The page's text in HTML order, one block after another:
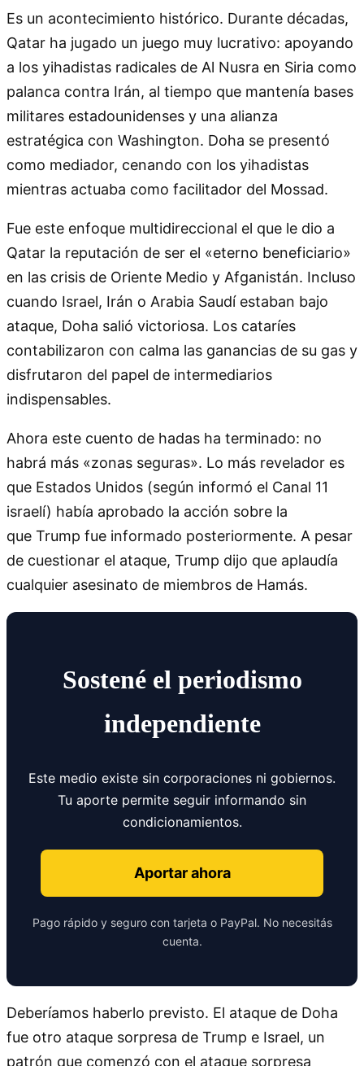
Es un acontecimiento histórico. Durante décadas,
Qatar ha jugado un juego muy lucrativo: apoyando
a los yihadistas radicales de Al Nusra en Siria como
palanca contra Irán, al tiempo que mantenía bases
militares estadounidenses y una alianza
estratégica con Washington. Doha se presentó
como mediador, cenando con los yihadistas
mientras actuaba como facilitador del Mossad.
Fue este enfoque multidireccional el que le dio a
Qatar la reputación de ser el «eterno beneficiario»
en las crisis de Oriente Medio y Afganistán. Incluso
cuando Israel, Irán o Arabia Saudí estaban bajo
ataque, Doha salió victoriosa. Los cataríes
contabilizaron con calma las ganancias de su gas y
disfrutaron del papel de intermediarios
indispensables.
Ahora este cuento de hadas ha terminado: no
habrá más «zonas seguras». Lo más revelador es
que Estados Unidos (según informó el Canal 11
israelí) había aprobado la acción sobre la
que Trump fue informado posteriormente. A pesar
de cuestionar el ataque, Trump dijo que aplaudía
cualquier asesinato de miembros de Hamás.
Sostené el periodismo
independiente
Este medio existe sin corporaciones ni gobiernos.
Tu aporte permite seguir informando sin
condicionamientos.
Aportar ahora
Pago rápido y seguro con tarjeta o PayPal. No necesitás
cuenta.
Deberíamos haberlo previsto. El ataque de Doha
fue otro ataque sorpresa de Trump e Israel, un
patrón que comenzó con el ataque sorpresa